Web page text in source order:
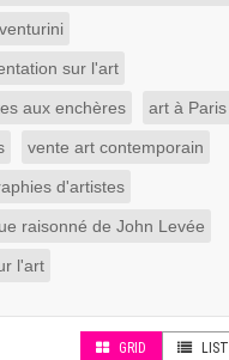
sur l'art
aux enchères art à Paris
vente art contemporain
d'artistes
raisonné de John Levée
l'art
GRID LIST